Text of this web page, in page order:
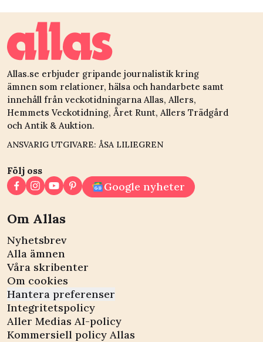
Allas.se erbjuder gripande journalistik kring
ämnen som relationer, hälsa och handarbete samt
innehåll från veckotidningarna Allas, Allers,
Hemmets Veckotidning, Året Runt, Allers Trädgård
och Antik & Auktion.
ANSVARIG UTGIVARE: ÅSA LILIEGREN
Följ oss
Google nyheter
Om Allas
Nyhetsbrev
Alla ämnen
Våra skribenter
Om cookies
Hantera preferenser
Integritetspolicy
Aller Medias AI-policy
Kommersiell policy Allas